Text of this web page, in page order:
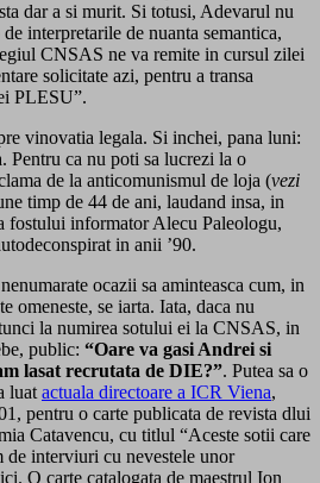
dar a si murit. Si totusi, Adevarul nu
interpretarile de nuanta semantica,
CNSAS ne va remite in cursul zilei
solicitate azi, pentru a transa
PLESU”.
vinovatia legala. Si inchei, pana luni:
Pentru ca nu poti sa lucrezi la o
de la anticomunismul de loja (vezi
timp de 44 de ani, laudand insa, in
fostului informator Alecu Paleologu,
in anii ’90.
ocazii sa aminteasca cum, in
omeneste, se iarta. Iata, daca nu
la numirea sotului ei la CNSAS, in
public: “Oare va gasi Andrei si
lasat recrutata de DIE?”. Putea sa o
luat actuala directoare a ICR Viena,
pentru o carte publicata de revista dlui
Catavencu, cu titlul “Aceste sotii care
de interviuri cu nevestele unor
O carte catalogata de maestrul Ion